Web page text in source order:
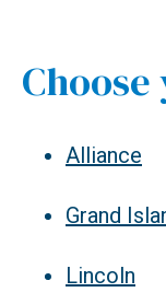
Alliance
Grand
Lincoln